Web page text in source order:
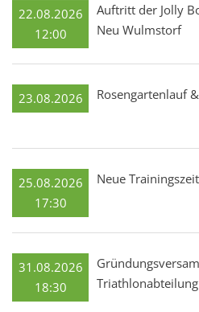
22.08.2026
12:00
Auftritt der Jolly
Neu Wulmstorf
23.08.2026 Rosengartenlauf
25.08.2026
17:30
Neue
31.08.2026
18:30
Triathlonabteilung